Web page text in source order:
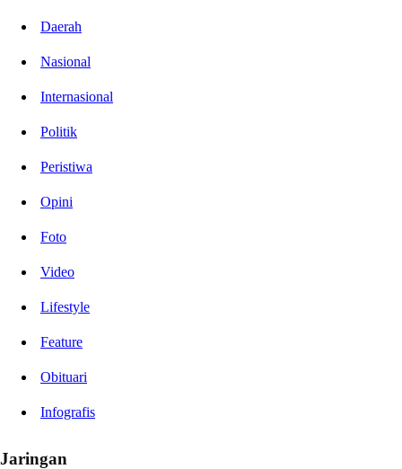
Daerah
Nasional
Internasional
Politik
Peristiwa
Opini
Foto
Video
Lifestyle
Feature
Obituari
Infografis
Jaringan